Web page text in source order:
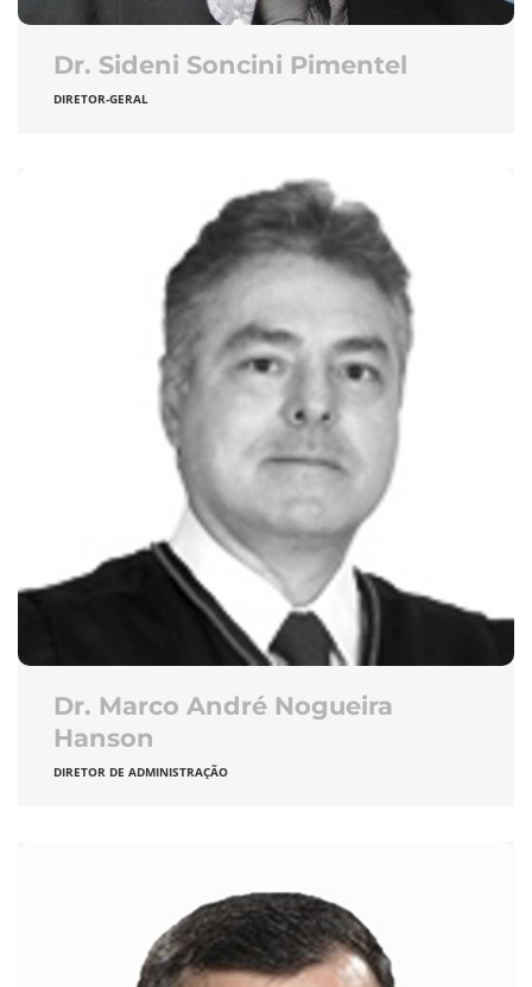
Dr. Sideni Soncini Pimentel
DIRETOR-GERAL
Dr. Marco André Nogueira
Hanson
DIRETOR DE ADMINISTRAÇÃO